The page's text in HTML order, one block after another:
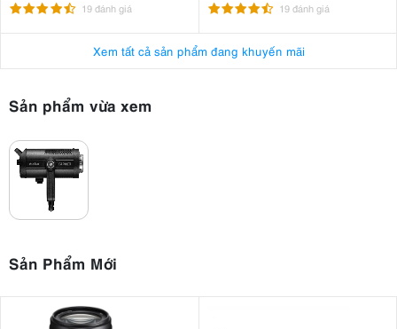
2. Hiệu Suất Chiếu Sáng Vượt Trội
SL200 III chính là khả năng chiếu sáng cực kỳ mạnh mẽ. Với công
suất 215W, đèn đạt độ sáng lên tới 95.600 lux tại khoảng cách 1 mét,
bối cảnh quay chuyên nghiệp.
19 đánh giá 19 đánh giá
Xem tất cả sản phẩm đang khuyến mãi
Sản phẩm vừa xem
Sản Phẩm Mới